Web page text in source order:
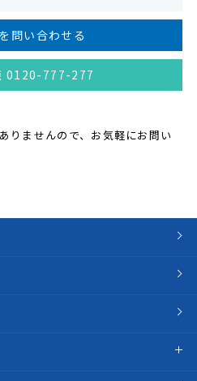
問い合わせる
0120-777-277
りませんので、お気軽にお問い